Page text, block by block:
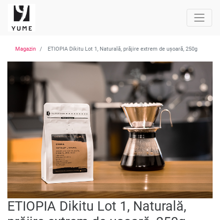
Magazin ETIOPIA Dikitu Lot 1, Naturală, prăjire extrem de ușoară, 250g
ETIOPIA Dikitu Lot 1, Naturală,